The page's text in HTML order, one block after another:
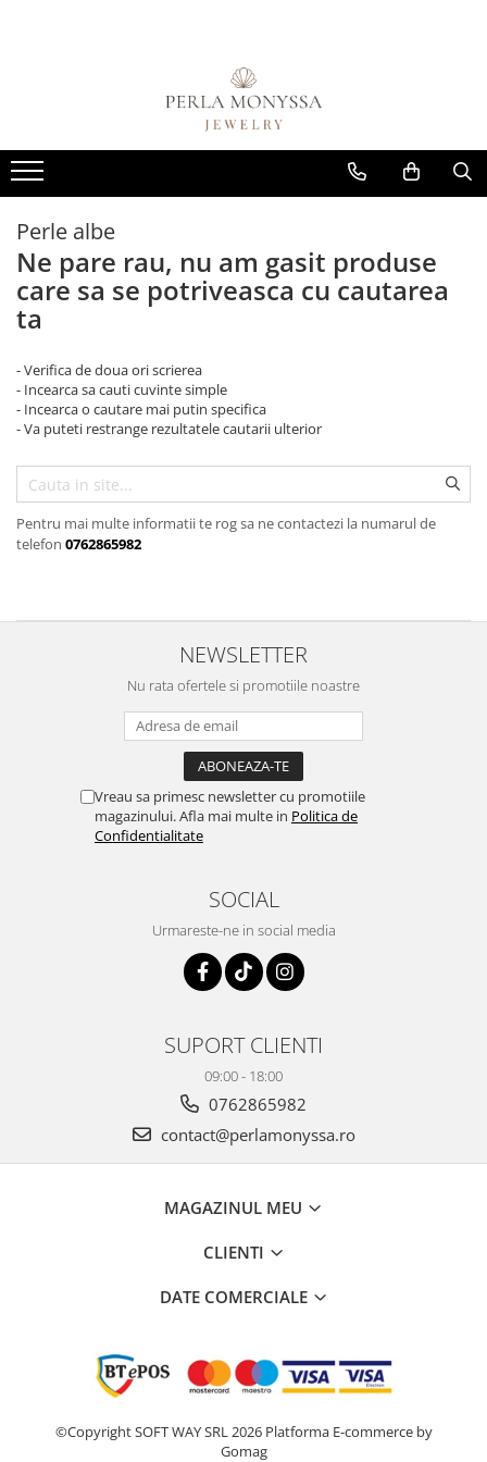
Mix perle și pietre semiprețioase
Pietre semiprețioase
Toate
Cercei Perle
DYO - coliere/jumătăți de colier
DYO - conectori
Perle albe
Ne pare rau, nu am gasit produse
care sa se potriveasca cu cautarea
ta
- Verifica de doua ori scrierea
- Incearca sa cauti cuvinte simple
- Incearca o cautare mai putin specifica
- Va puteti restrange rezultatele cautarii ulterior
Pentru mai multe informatii te rog sa ne contactezi la numarul de
telefon 0762865982
NEWSLETTER
Nu rata ofertele si promotiile noastre
Vreau sa primesc newsletter cu promotiile
magazinului. Afla mai multe in Politica de
Confidentialitate
SOCIAL
Urmareste-ne in social media
SUPORT CLIENTI
09:00 - 18:00
0762865982
contact@perlamonyssa.ro
MAGAZINUL MEU
CLIENTI
DATE COMERCIALE
©Copyright SOFT WAY SRL 2026 Platforma E-commerce by
Gomag